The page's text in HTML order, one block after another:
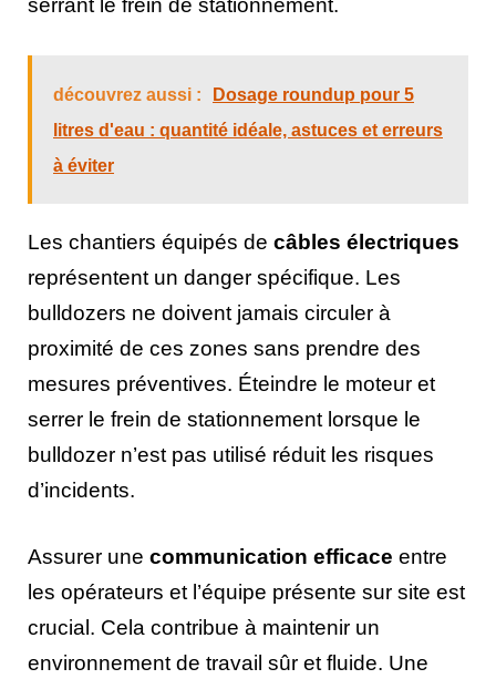
serrant le frein de stationnement.
découvrez aussi :
Dosage roundup pour 5
litres d'eau : quantité idéale, astuces et erreurs
à éviter
Les chantiers équipés de câbles électriques
représentent un danger spécifique. Les
bulldozers ne doivent jamais circuler à
proximité de ces zones sans prendre des
mesures préventives. Éteindre le moteur et
serrer le frein de stationnement lorsque le
bulldozer n’est pas utilisé réduit les risques
d’incidents.
Assurer une communication efficace entre
les opérateurs et l’équipe présente sur site est
crucial. Cela contribue à maintenir un
environnement de travail sûr et fluide. Une